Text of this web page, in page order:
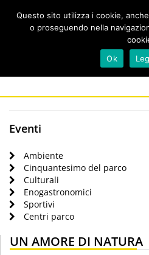
Eventi
Ambiente
Cinquantesimo del parco
Culturali
Enogastronomici
Sportivi
Centri parco
UN AMORE DI NATURA
Questo sito utilizza i cookie,
o proseguendo nella
Ok